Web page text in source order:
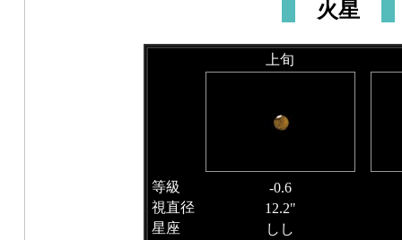
火星
上旬
等級
-0.6
視直径
12.2"
星座
しし